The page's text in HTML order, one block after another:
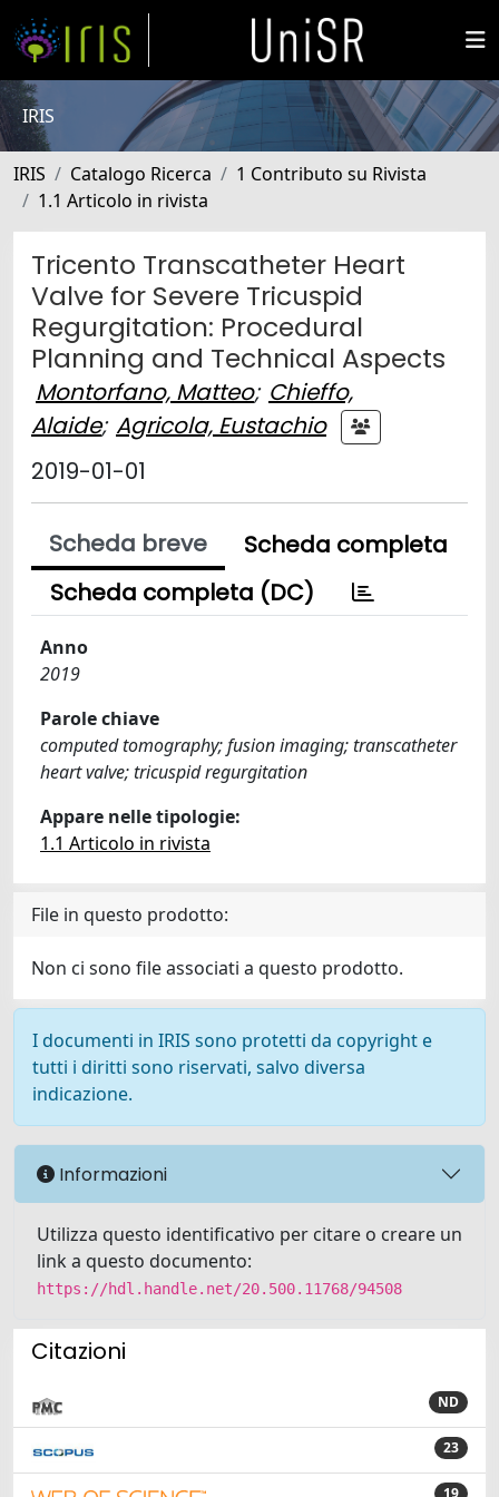
IRIS
IRIS Catalogo Ricerca
1 Contributo su Rivista
1.1 Articolo in rivista
Tricento Transcatheter Heart
Valve for Severe Tricuspid
Regurgitation: Procedural
Planning and Technical Aspects
Montorfano, Matteo; Chieffo,
Alaide; Agricola, Eustachio
2019-01-01
Scheda breve
Scheda completa
Scheda completa (DC)
Anno
2019
Parole chiave
computed tomography; fusion imaging; transcatheter
heart valve; tricuspid regurgitation
Appare nelle tipologie:
1.1 Articolo in rivista
File in questo prodotto:
Non ci sono file associati a questo prodotto.
I documenti in IRIS sono protetti da copyright e
tutti i diritti sono riservati, salvo diversa
indicazione.
Informazioni
Utilizza questo identificativo per citare o creare un
link a questo documento:
https://hdl.handle.net/20.500.11768/94508
Citazioni
ND
23